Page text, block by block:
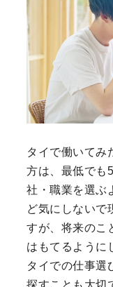
タイで働いてみ
方は、最低でも
社・職業を選ぶ
ど気にしないで
すが、将来のこ
はもてるように
タイでの仕事選